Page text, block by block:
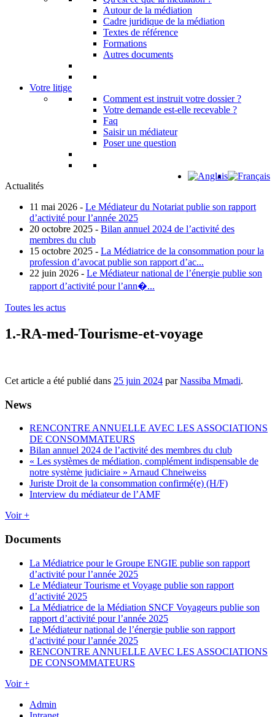
Autour de la médiation
Cadre juridique de la médiation
Textes de référence
Formations
Autres documents
Votre litige
Comment est instruit votre dossier ?
Votre demande est-elle recevable ?
Faq
Saisir un médiateur
Poser une question
Actualités
11 mai 2026 - Le Médiateur du Notariat publie son rapport
d’activité pour l’année 2025
20 octobre 2025 - Bilan annuel 2024 de l’activité des
membres du club
15 octobre 2025 - La Médiatrice de la consommation pour la
profession d’avocat publie son rapport d’ac...
22 juin 2026 - Le Médiateur national de l’énergie publie son
rapport d’activité pour l’ann�...
Toutes les actus
1.-RA-med-Tourisme-et-voyage
Cet article a été publié dans 25 juin 2024 parNassiba Mmadi.
News
RENCONTRE ANNUELLE AVEC LES ASSOCIATIONS
DE CONSOMMATEURS
Bilan annuel 2024 de l’activité des membres du club
« Les systèmes de médiation, complément indispensable de
notre système judiciaire » Arnaud Chneiweiss
Juriste Droit de la consommation confirmé(e) (H/F)
Interview du médiateur de l’AMF
Voir +
Documents
La Médiatrice pour le Groupe ENGIE publie son rapport
d’activité pour l’année 2025
Le Médiateur Tourisme et Voyage publie son rapport
d’activité 2025
La Médiatrice de la Médiation SNCF Voyageurs publie son
rapport d’activité pour l’année 2025
Le Médiateur national de l’énergie publie son rapport
d’activité pour l’année 2025
RENCONTRE ANNUELLE AVEC LES ASSOCIATIONS
DE CONSOMMATEURS
Voir +
Admin